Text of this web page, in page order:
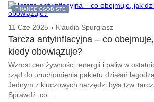
FINANSE OSOBISTE
11 Cze 2025 Klaudia Spurgiasz
Tarcza antyinflacyjna – co
kiedy obowiązuje?
Wzrost cen żywności, energii i paliw w
rząd do uruchomienia pakietu działań
Jednym z kluczowych narzędzi była tzw.
Sprawdź, co...